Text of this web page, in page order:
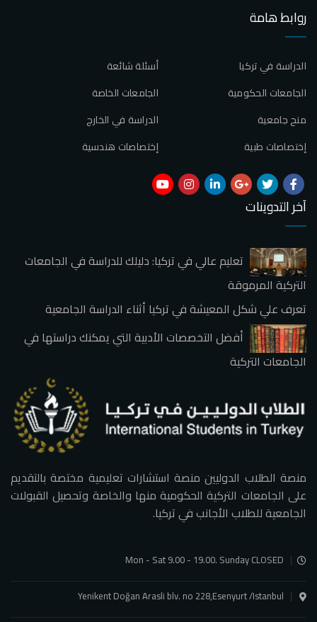
روابط هامة
أسئلة شائعة
الدراسة في تركيا
الجامعات الخاصة
الجامعات الحكومية
الدراسة في الخارج
منح جامعية
إختصاصات هندسية
إختصاصات طبية
آخر التدوينات
تعليم عالي في تركيا: دليلك للدراسة في الجامعات
التركية المرموقة
تعرف علي شكل المعيشة في تركيا أثناء الدراسة الجامعية
أفضل التخصصات الأدبية التي يمكنك دراستها في
الجامعات التركية
منصة الطلاب الدوليين منصة استشارات تعليمية مختصة بالتقديم
على الجامعات التركية الحكومية منها والخاصة وتحصيل القبولات
الجامعية للطلاب الأجانب في تركيا.
Mon - Sat 9.00 - 19.00. Sunday CLOSED
Yenikent Doğan Arasli blv. no 228,Esenyurt /Istanbul